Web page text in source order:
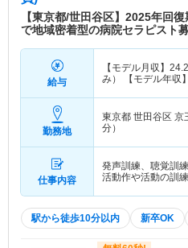
【東京都/世田谷区】2025年回
で地域密着型の病院セラピスト
給与
【モデル月収】 24.2
み） 【モデル年収】
勤務地
東京都 世田谷区 京
分）
仕事内容
発声訓練、聴覚訓
活動作や活動の訓
駅から徒歩10分以内 新卒OK